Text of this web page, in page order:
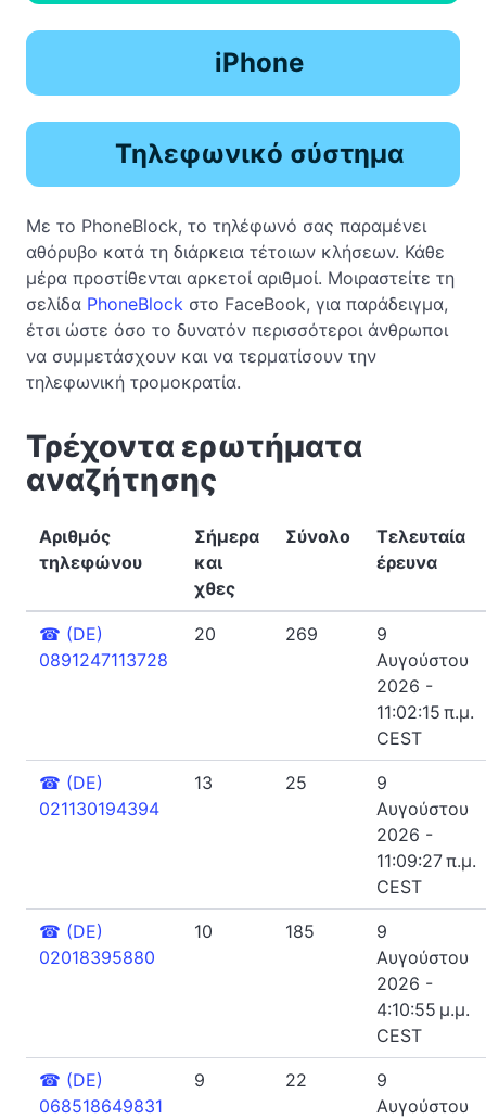
iPhone
Τηλεφωνικό σύστημα
Με το PhoneBlock, το τηλέφωνό σας παραμένει
αθόρυβο κατά τη διάρκεια τέτοιων κλήσεων. Κάθε
μέρα προστίθενται αρκετοί αριθμοί. Μοιραστείτε τη
σελίδα PhoneBlock στο FaceBook, για παράδειγμα,
έτσι ώστε όσο το δυνατόν περισσότεροι άνθρωποι
να συμμετάσχουν και να τερματίσουν την
τηλεφωνική τρομοκρατία.
Τρέχοντα ερωτήματα
αναζήτησης
Αριθμός
τηλεφώνου
Σήμερα
και
χθες
Σύνολο
Τελευταία
έρευνα
☎ (DE)
0891247113728
20 269
9
Αυγούστου
2026 -
11:02:15 π.μ.
CEST
☎ (DE)
021130194394
13 25
9
Αυγούστου
2026 -
11:09:27 π.μ.
CEST
☎ (DE)
02018395880
10 185
9
Αυγούστου
2026 -
4:10:55 μ.μ.
CEST
☎ (DE)
068518649831
9 22
9
Αυγούστου